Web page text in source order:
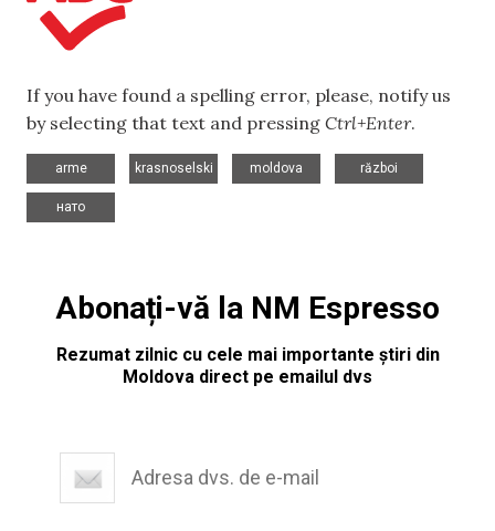
If you have found a spelling error, please, notify us
by selecting that text and pressing Ctrl+Enter.
arme
krasnoselski
moldova
război
нато
Abonați-vă la NM Espresso
Rezumat zilnic cu cele mai importante știri din
Moldova direct pe emailul dvs